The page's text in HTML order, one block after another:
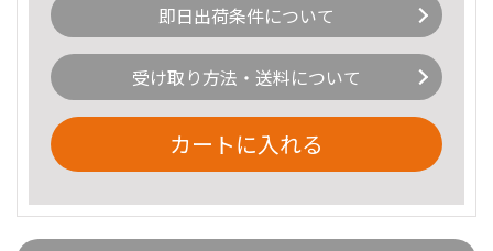
即日出荷条件について
受け取り方法・送料について
カートに入れる